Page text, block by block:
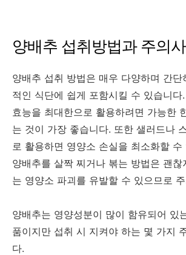
양배추 섭취방법과 주의
양배추 섭취 방법은 매우 다양하며 간
적인 식단에 쉽게 포함시킬 수 있습니다
효능을 최대한으로 활용하려면 가능한
는 것이 가장 좋습니다. 또한 샐러드나
로 활용하면 영양소 손실을 최소화할
양배추를 살짝 찌거나 볶는 방법은 괜찮
는 영양소 파괴를 유발할 수 있으므로
양배추는 영양성분이 많이 함유되어 있
품이지만 섭취 시 지켜야 하는 몇 가지
다.